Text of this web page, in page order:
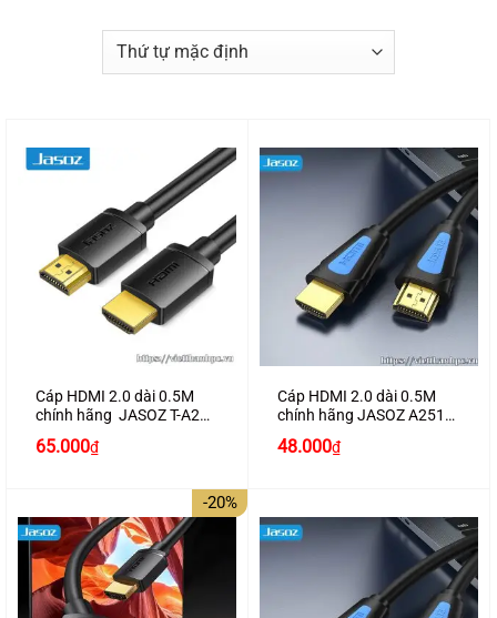
Cáp HDMI 2.0 dài 0.5M
chính hãng JASOZ T-A278
65.000₫
Cáp HDMI 2.0 dài 0.5M
chính hãng JASOZ A251
48.000₫
-20%